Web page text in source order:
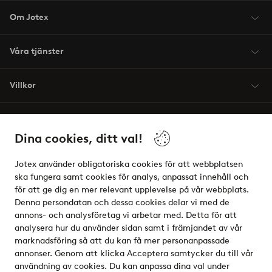
Dina cookies, ditt val!
Jotex använder obligatoriska cookies för att webbplatsen
ska fungera samt cookies för analys, anpassat innehåll och
för att ge dig en mer relevant upplevelse på vår webbplats.
Denna persondatan och dessa cookies delar vi med de
annons- och analysföretag vi arbetar med. Detta för att
analysera hur du använder sidan samt i främjandet av vår
marknadsföring så att du kan få mer personanpassade
annonser. Genom att klicka Acceptera samtycker du till vår
användning av cookies. Du kan anpassa dina val under
Om Jotex
Våra tjänster
Villkor
Säkra betalningar - Betala direkt eller dela upp
Vill du veta mer om våra betalalternativ?
elpy